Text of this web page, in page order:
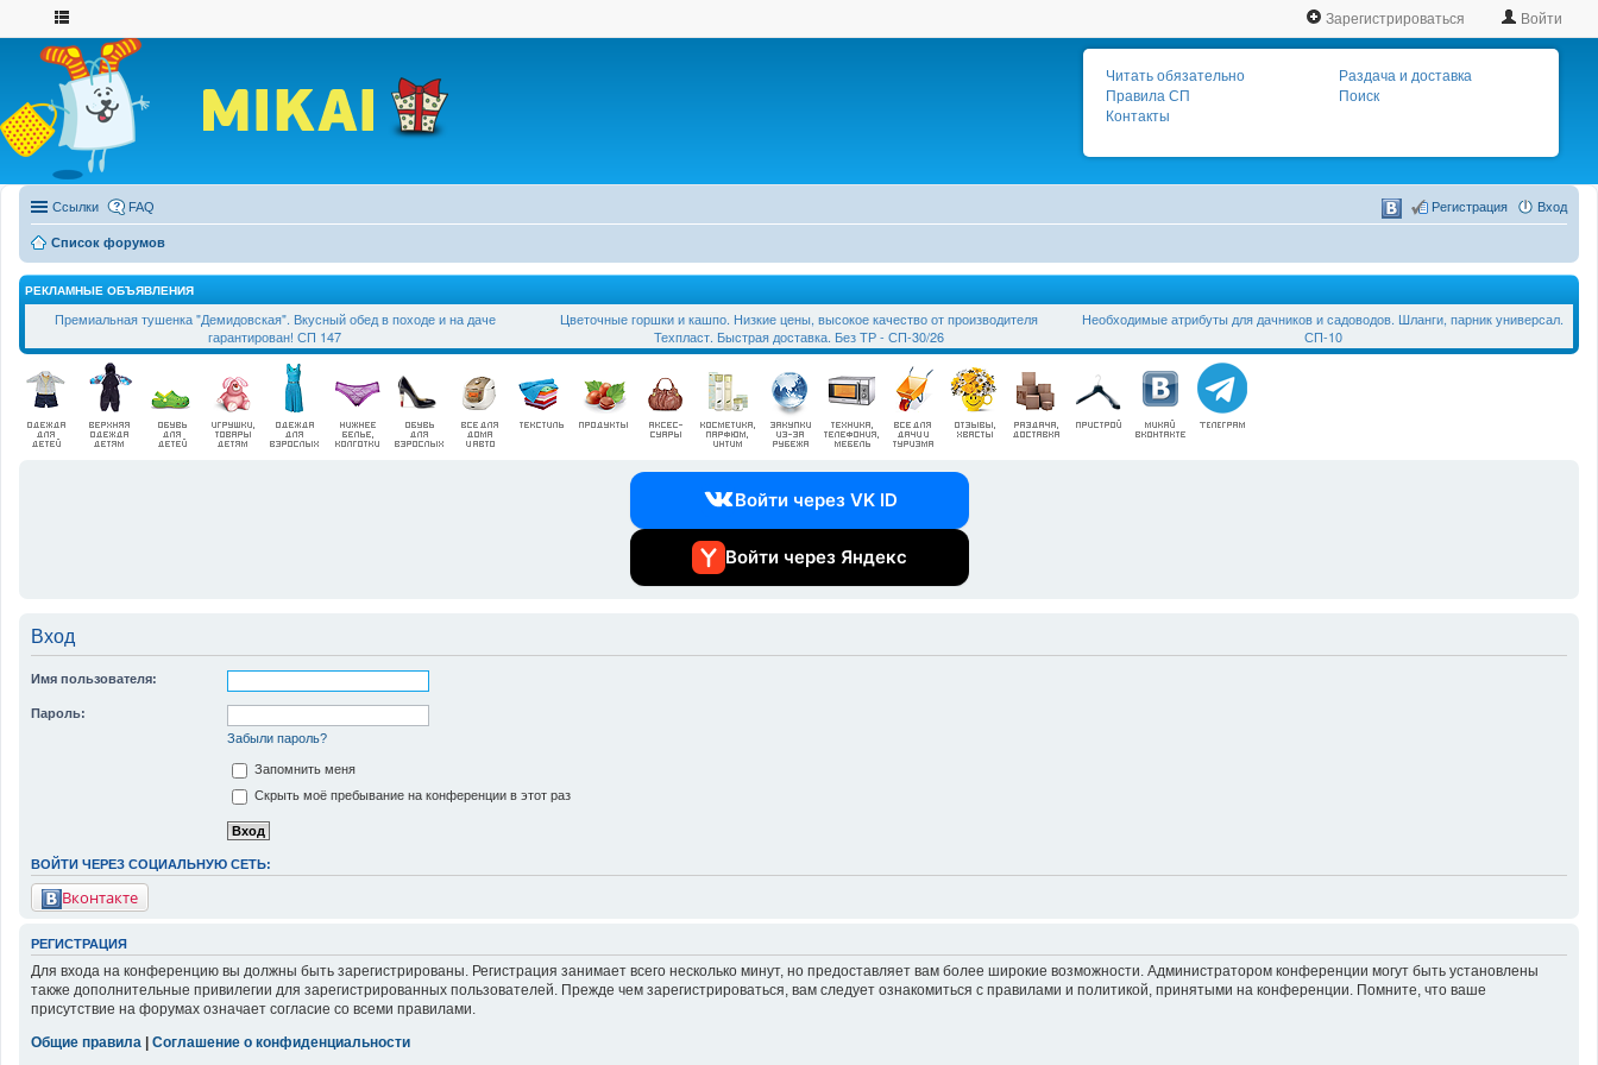
Зарегистрироваться Войти
Читать обязательно
Правила СП
Контакты
Раздача и доставка
Поиск
Ссылки FAQ Вход
Регистрация
Список форумов
РЕКЛАМНЫЕ ОБЪЯВЛЕНИЯ
Премиальная тушенка "Демидовская". Вкусный обед в походе и на даче
гарантирован! СП 147
Цветочные горшки и кашпо. Низкие цены, высокое качество от производителя
Техпласт. Быстрая доставка. Без ТР - СП-30/26
Необходимые атрибуты для дачников и садоводов. Шланги, парник универсал.
СП-10
Войти через VK ID
Войти через Яндекс
Вход
Имя пользователя:
Пароль:
Забыли пароль?
Запомнить меня
Скрыть моё пребывание на конференции в этот раз
ВОЙТИ ЧЕРЕЗ СОЦИАЛЬНУЮ СЕТЬ:
Вконтакте
РЕГИСТРАЦИЯ
Для входа на конференцию вы должны быть зарегистрированы. Регистрация занимает всего несколько минут, но предоставляет вам более широкие возможности. Администратором конференции могут быть установлены
также дополнительные привилегии для зарегистрированных пользователей. Прежде чем зарегистрироваться, вам следует ознакомиться с правилами и политикой, принятыми на конференции. Помните, что ваше
присутствие на форумах означает согласие со всеми правилами.
Общие правила
Соглашение о конфиденциальности